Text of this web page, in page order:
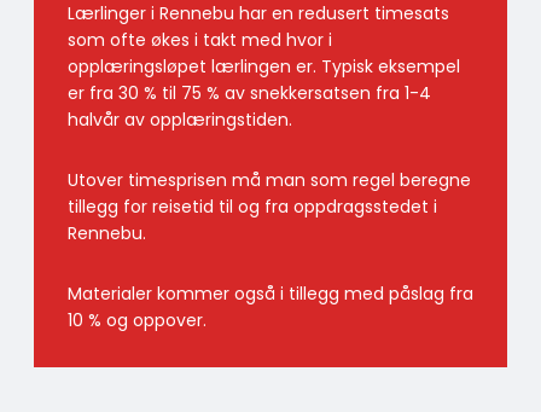
Lærlinger i Rennebu har en redusert timesats
som ofte økes i takt med hvor i
opplæringsløpet lærlingen er. Typisk eksempel
er fra 30 % til 75 % av snekkersatsen fra 1-4
halvår av opplæringstiden.
Utover timesprisen må man som regel beregne
tillegg for reisetid til og fra oppdragsstedet i
Rennebu.
Materialer kommer også i tillegg med påslag fra
10 % og oppover.